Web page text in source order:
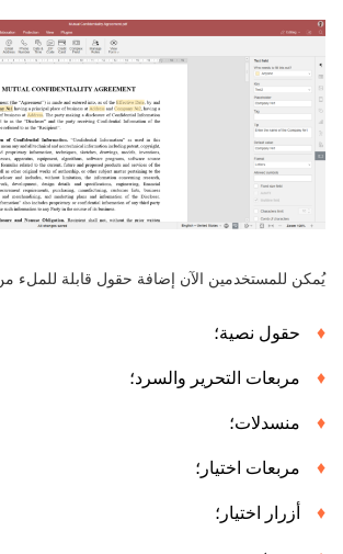
يُمكن للمستخدمين الآن إضافة حقول قابلة للملء
حقول نصية؛
مربعات التحرير والسرد؛
منسدلات؛
مربعات اختيار؛
أزرار اختيار؛